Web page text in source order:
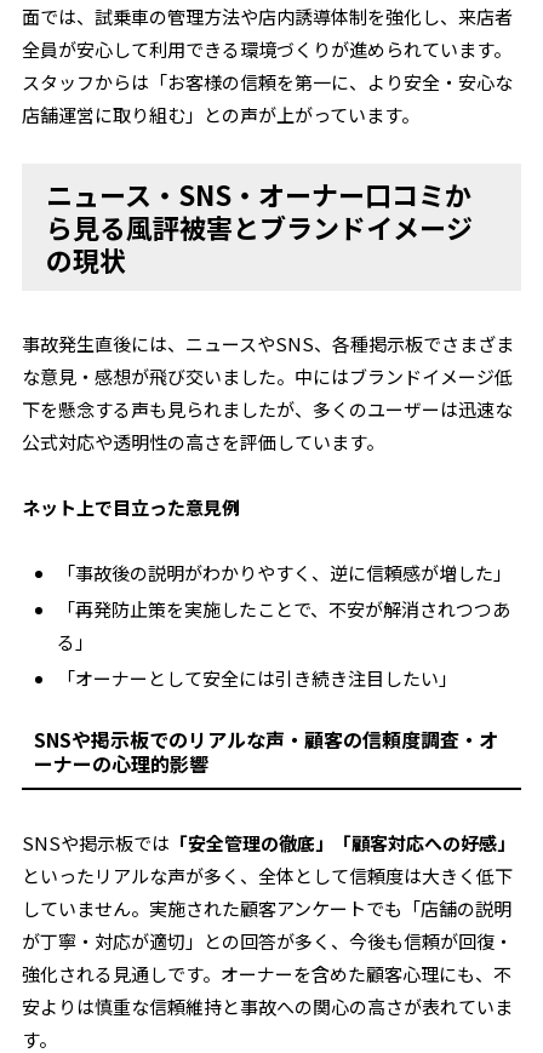
面では、試乗車の管理方法や店内誘導体制を強化し、来店者
全員が安心して利用できる環境づくりが進められています。
スタッフからは「お客様の信頼を第一に、より安全・安心な
店舗運営に取り組む」との声が上がっています。
ニュース・SNS・オーナー口コミか
ら見る風評被害とブランドイメージ
の現状
事故発生直後には、ニュースやSNS、各種掲示板でさまざま
な意見・感想が飛び交いました。中にはブランドイメージ低
下を懸念する声も見られましたが、多くのユーザーは迅速な
公式対応や透明性の高さを評価しています。
ネット上で目立った意見例
「事故後の説明がわかりやすく、逆に信頼感が増した」
「再発防止策を実施したことで、不安が解消されつつあ
る」
「オーナーとして安全には引き続き注目したい」
SNSや掲示板でのリアルな声・顧客の信頼度調査・オ
ーナーの心理的影響
SNSや掲示板では 「安全管理の徹底」「顧客対応への好感」
といったリアルな声が多く、全体として信頼度は大きく低下
していません。実施された顧客アンケートでも「店舗の説明
が丁寧・対応が適切」との回答が多く、今後も信頼が回復・
強化される見通しです。オーナーを含めた顧客心理にも、不
安よりは慎重な信頼維持と事故への関心の高さが表れていま
す。